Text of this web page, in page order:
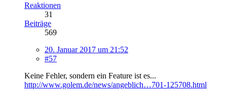
Reaktionen
31
Beiträge
569
20. Januar 2017 um 21:52
#57
Keine Fehler, sondern ein Feature ist es...
http://www.golem.de/news/angeblich…701-125708.html